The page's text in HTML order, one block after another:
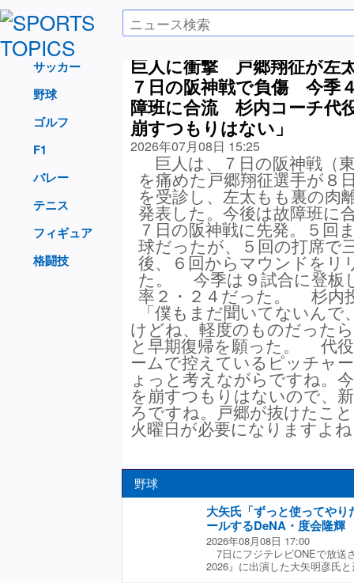
サッカー
野球
ゴルフ
F1
バレー
テニス
フィギュア
格闘技
巨人に衝撃 戸郷翔征が
７日の阪神戦で負傷 今季
障班に合流 杉内コーチ代
崩すつもりはない」
2026年07月08日 15:25
巨人は、７日の阪神戦（
を痛めた戸郷翔征選手が８
を受診し、左太もも裏の肉
発表した。今後は故障班
７日の阪神戦に先発。５回
球だったが、５回の打席で
後、６回からマウンドをリ
た。 今季は９試合に登板
率２・２４だった。 杉内
「僕もまだ聞いてないん
けどね、軽度のものだった
と早期復帰を願った。 代
ームで控えているピッチャ
ょっと考えながらですね。
を崩すつもりはないので、
ろですね。戸郷が抜けたこ
火曜日が必要になりますよ
野球
大矢氏「ずっと使ってや
ールするDeNA・度会隆輝
2026年08月08日 17:00
7日にフジテレビONEで放送
2026』に出演した大矢明彦氏